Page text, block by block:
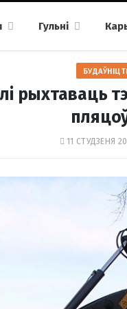
Гульні
рыхтаваць
11 СТУДЗЕНЯ